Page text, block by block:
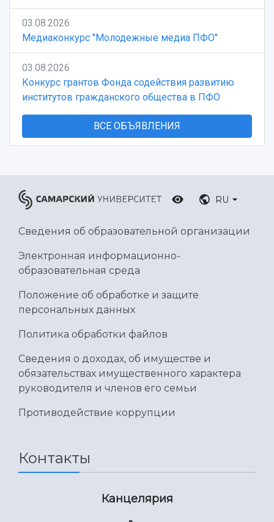
03.08.2026
Медиаконкурс "Молодежные медиа ПФО"
03.08.2026
Конкурс грантов Фонда содействия развитию
институтов гражданского общества в ПФО
ВСЕ ОБЪЯВЛЕНИЯ
RU
Сведения об образовательной организации
Электронная информационно-
образовательная среда
Положение об обработке и защите
персональных данных
Политика обработки файлов
Сведения о доходах, об имуществе и
обязательствах имущественного характера
руководителя и членов его семьи
Противодействие коррупции
Контакты
Канцелярия